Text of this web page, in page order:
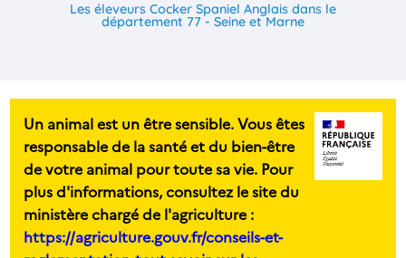
Les éleveurs Cocker Spaniel Anglais dans le
département 77 - Seine et Marne
Un animal est un être sensible. Vous êtes
responsable de la santé et du bien-être
de votre animal pour toute sa vie. Pour
plus d'informations, consultez le site du
ministère chargé de l'agriculture :
https://agriculture.gouv.fr/conseils-et-